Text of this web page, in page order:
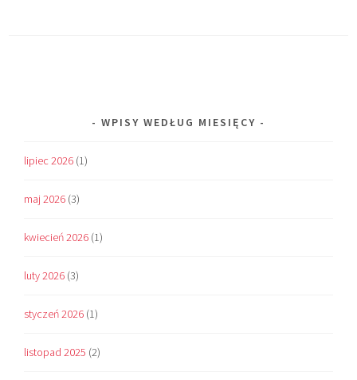
WPISY WEDŁUG MIESIĘCY
lipiec 2026 (1)
maj 2026 (3)
kwiecień 2026 (1)
luty 2026 (3)
styczeń 2026 (1)
listopad 2025 (2)